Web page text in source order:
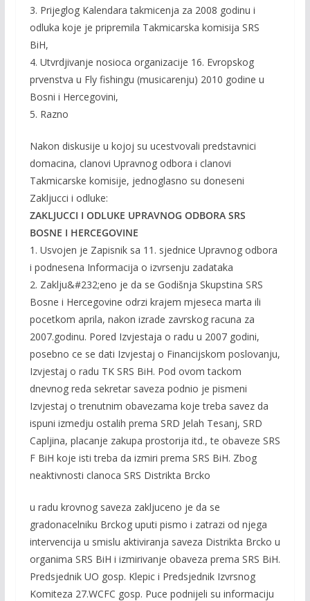
3. Prijeglog Kalendara takmicenja za 2008 godinu i
odluka koje je pripremila Takmicarska komisija SRS
BiH,
4. Utvrdjivanje nosioca organizacije 16. Evropskog
prvenstva u Fly fishingu (musicarenju) 2010 godine u
Bosni i Hercegovini,
5. Razno
Nakon diskusije u kojoj su ucestvovali predstavnici
domacina, clanovi Upravnog odbora i clanovi
Takmicarske komisije, jednoglasno su doneseni
Zakljucci i odluke:
ZAKLJUCCI I ODLUKE UPRAVNOG ODBORA SRS
BOSNE I HERCEGOVINE
1. Usvojen je Zapisnik sa 11. sjednice Upravnog odbora
i podnesena Informacija o izvrsenju zadataka
2. Zaklju&#232;eno je da se Godišnja Skupstina SRS
Bosne i Hercegovine odrzi krajem mjeseca marta ili
pocetkom aprila, nakon izrade zavrskog racuna za
2007.godinu. Pored Izvjestaja o radu u 2007 godini,
posebno ce se dati Izvjestaj o Financijskom poslovanju,
Izvjestaj o radu TK SRS BiH. Pod ovom tackom
dnevnog reda sekretar saveza podnio je pismeni
Izvjestaj o trenutnim obavezama koje treba savez da
ispuni izmedju ostalih prema SRD Jelah Tesanj, SRD
Capljina, placanje zakupa prostorija itd., te obaveze SRS
F BiH koje isti treba da izmiri prema SRS BiH. Zbog
neaktivnosti clanoca SRS Distrikta Brcko
u radu krovnog saveza zakljuceno je da se
gradonacelniku Brckog uputi pismo i zatrazi od njega
intervencija u smislu aktiviranja saveza Distrikta Brcko u
organima SRS BiH i izmirivanje obaveza prema SRS BiH.
Predsjednik UO gosp. Klepic i Predsjednik Izvrsnog
Komiteza 27.WCFC gosp. Puce podnijeli su informaciju